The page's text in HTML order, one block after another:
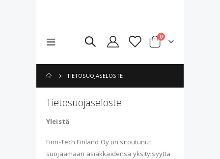
Toggle
Cart
0tuotteet
TIETOSUOJASELOSTE
Tietosuojaseloste
Yleistä
Finn-Tech Finland Oy on sitoutunut
suojaamaan asiakkaidensa yksityisyyttä